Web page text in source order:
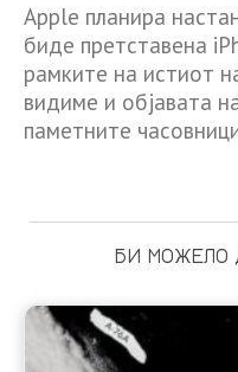
Apple планира
биде претставена
рамките на истиот
видиме и објавата
паметните
БИ МОЖЕЛО